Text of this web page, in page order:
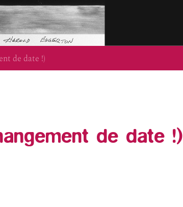
de date !)
de date !)